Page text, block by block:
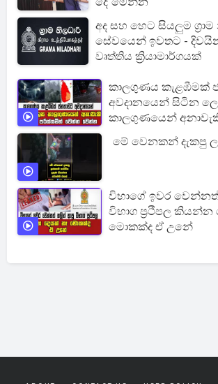
අද සහ හෙට සියලුම
සේවයෙන් ඉවතට - දිවයින
වෘත්තිය ක්‍රියාමාර්ගයක්
කාලගුණය කැළඹීමක්
අවදානයෙන් සිටින
කාලගුණයෙන්
මේ වෙනකන් දැකපු
විභාගේ ඉවර
විභාග ප්‍රථිපල කියන්න
මොකක්ද ඒ උනේ